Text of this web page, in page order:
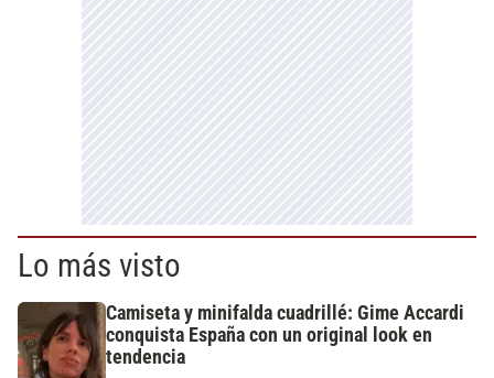
Lo más visto
Camiseta y minifalda cuadrillé: Gime Accardi
conquista España con un original look en
tendencia